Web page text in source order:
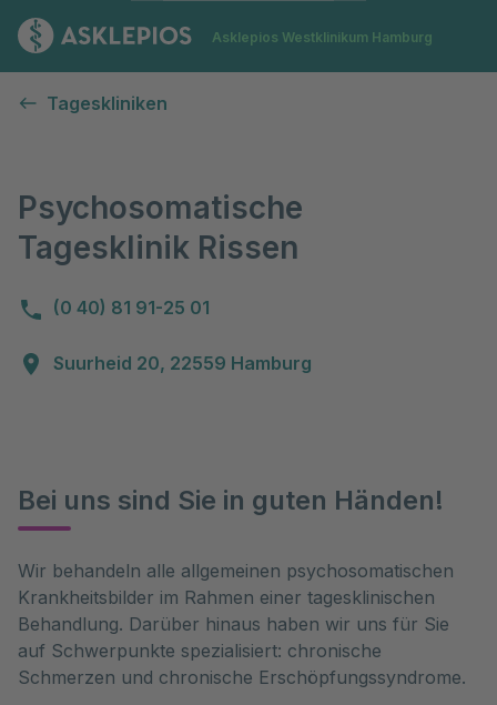
Zur Startseite
Asklepios Westklinikum Hamburg
Tageskliniken
Psychosomatische
Tagesklinik Rissen
(0 40) 81 91-25 01
Suurheid 20, 22559 Hamburg
Bei uns sind Sie in guten Händen!
Wir behandeln alle allgemeinen psychosomatischen
Krankheitsbilder im Rahmen einer tagesklinischen
Behandlung. Darüber hinaus haben wir uns für Sie
auf Schwerpunkte spezialisiert: chronische
Schmerzen und chronische Erschöpfungssyndrome.